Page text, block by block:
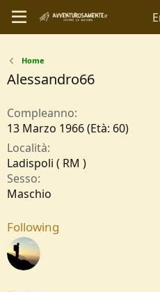
Home
Alessandro66
Compleanno
13 Marzo 1966 (Età: 60)
Località
Ladispoli ( RM )
Sesso
Maschio
Following